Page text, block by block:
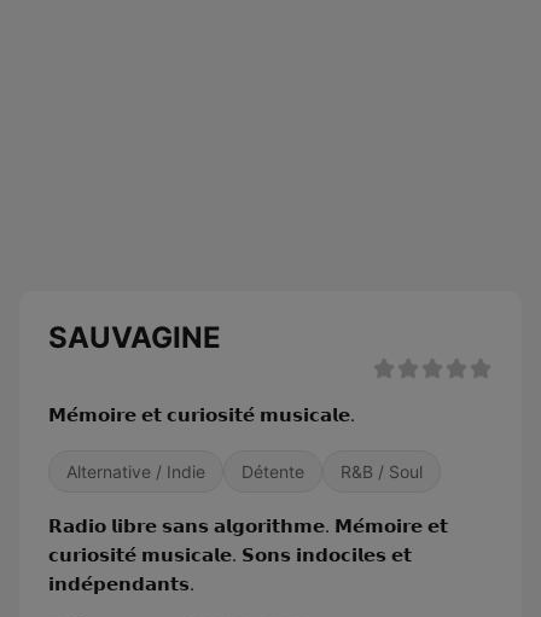
SAUVAGINE
𝗠𝗲́𝗺𝗼𝗶𝗿𝗲 𝗲𝘁 𝗰𝘂𝗿𝗶𝗼𝘀𝗶𝘁𝗲́ 𝗺𝘂𝘀𝗶𝗰𝗮𝗹𝗲.
Alternative / Indie Détente R&B / Soul
𝗥𝗮𝗱𝗶𝗼 𝗹𝗶𝗯𝗿𝗲 𝘀𝗮𝗻𝘀 𝗮𝗹𝗴𝗼𝗿𝗶𝘁𝗵𝗺𝗲. 𝗠𝗲́𝗺𝗼𝗶𝗿𝗲 𝗲𝘁
𝗰𝘂𝗿𝗶𝗼𝘀𝗶𝘁𝗲́ 𝗺𝘂𝘀𝗶𝗰𝗮𝗹𝗲. 𝗦𝗼𝗻𝘀 𝗶𝗻𝗱𝗼𝗰𝗶𝗹𝗲𝘀 𝗲𝘁
𝗶𝗻𝗱𝗲́𝗽𝗲𝗻𝗱𝗮𝗻𝘁𝘀.